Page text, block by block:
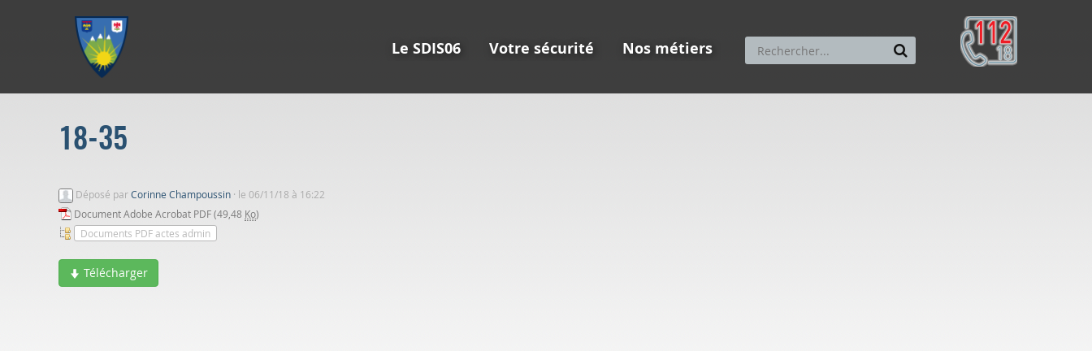
Le SDIS06 Votre sécurité Nos métiers
18-35
Déposé parCorinne Champoussin · le 06/11/18 à 16:22
Document Adobe Acrobat PDF (49,48 Ko)
Documents PDF actes admin
Télécharger